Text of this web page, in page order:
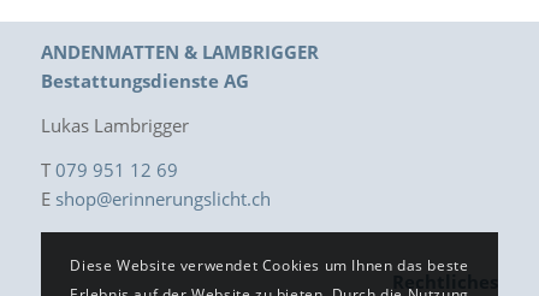
ANDENMATTEN & LAMBRIGGER
Bestattungsdienste AG
Lukas Lambrigger
T 079 951 12 69
E shop@erinnerungslicht.ch
Diese Website verwendet Cookies um Ihnen das beste